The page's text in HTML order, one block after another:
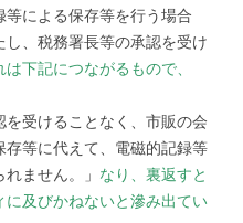
等による保存等を行う場合
、税務署長等の承認を受け
下記につながるもので、
を受けることなく、市販の会
等に代えて、電磁的記録等
ません。」 なり、裏返すと
及びかねないと滲み出てい